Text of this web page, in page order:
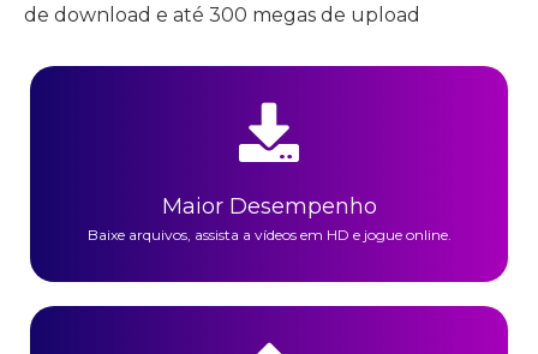
de download e até 300 megas de upload
Maior Desempenho
Baixe arquivos, assista a vídeos em HD e jogue online.